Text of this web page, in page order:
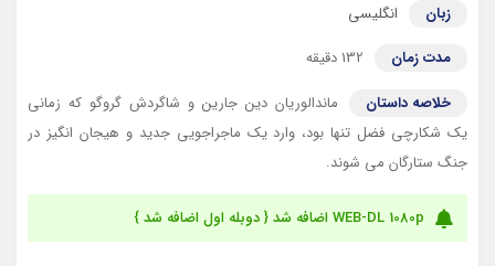
زبان
انگلیسی
مدت زمان
132 دقیقه
خلاصه داستان
ماندالوریان دین جارین و شاگردش گروگو که زمانی
یک شکارچی فضل تنها بود، وارد یک ماجراجویی جدید و هیجان انگیز در
جنگ ستارگان می شوند.
WEB-DL 1080p اضافه شد { دوبله اول اضافه شد }